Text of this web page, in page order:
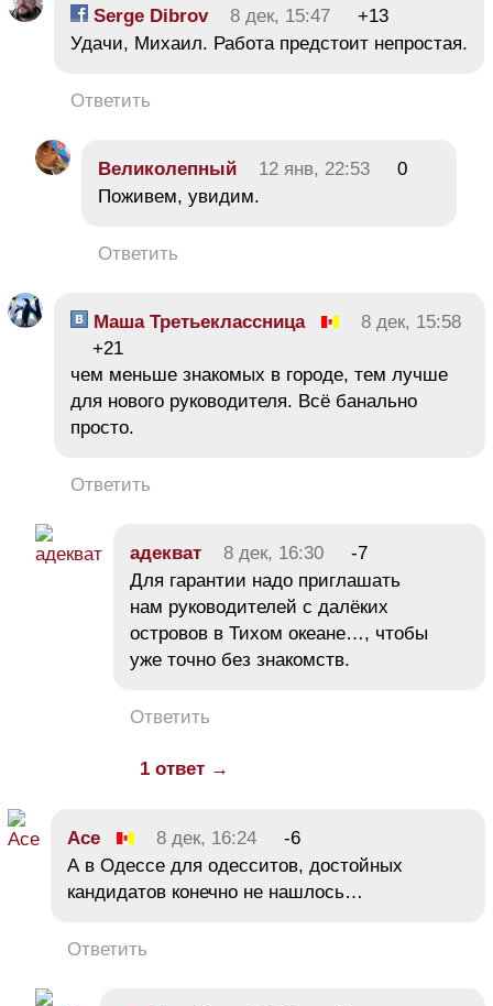
Serge Dibrov 8 дек, 15:47
+13
Удачи, Михаил. Работа предстоит непростая.
Ответить
Великолепный 12 янв, 22:53
0
Поживем, увидим.
Ответить
Маша Третьеклассница
8 дек, 15:58
+21
чем меньше знакомых в городе, тем лучше
для нового руководителя. Всё банально
просто.
Ответить
адекват 8 дек, 16:30
-7
Для гарантии надо приглашать
нам руководителей с далёких
островов в Тихом океане…, чтобы
уже точно без знакомств.
Ответить
1 ответ →
Ace 8 дек, 16:24
-6
А в Одессе для одесситов, достойных
кандидатов конечно не нашлось…
Ответить